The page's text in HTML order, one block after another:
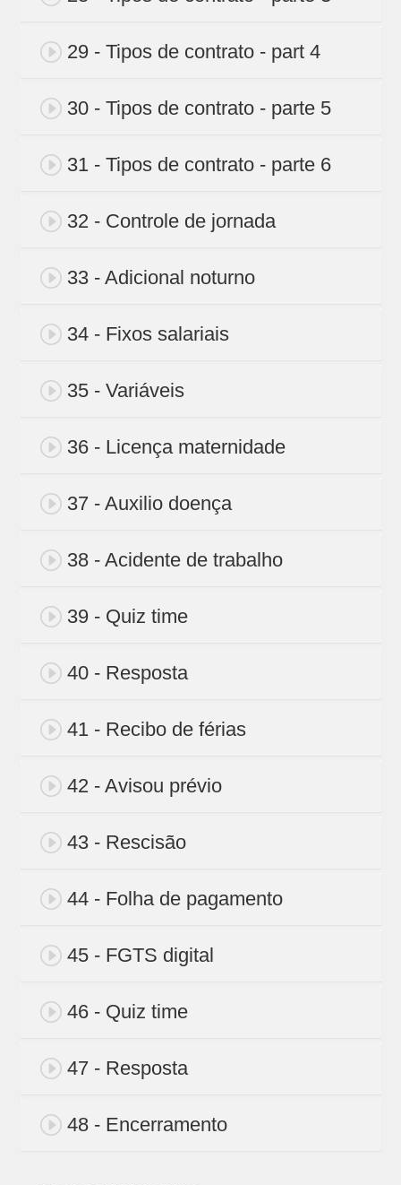
29 - Tipos de contrato - part 4
30 - Tipos de contrato - parte 5
31 - Tipos de contrato - parte 6
32 - Controle de jornada
33 - Adicional noturno
34 - Fixos salariais
35 - Variáveis
36 - Licença maternidade
37 - Auxilio doença
38 - Acidente de trabalho
39 - Quiz time
40 - Resposta
41 - Recibo de férias
42 - Avisou prévio
43 - Rescisão
44 - Folha de pagamento
45 - FGTS digital
46 - Quiz time
47 - Resposta
48 - Encerramento